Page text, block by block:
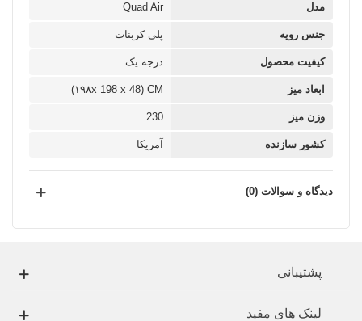
مدل Quad Air
جنس رویه پلی کربنات
کیفیت محصول درجه یک
ابعاد میز ۱۹۸x 198 x 48) CM)
وزن میز 230
کشور سازنده آمریکا
دیدگاه و سوالات (0)
پشتیبانی
لینک های مفید